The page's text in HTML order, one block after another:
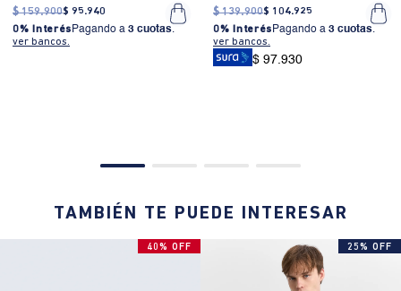
$ 159.900$ 95.940
0% Interés Pagando a 3 cuotas.
ver bancos.
$ 139.900$ 104.925
0% Interés Pagando a 3 cuotas.
ver bancos.
$ 97.930
TAMBIÉN TE PUEDE INTERESAR
40% OFF 25% OFF